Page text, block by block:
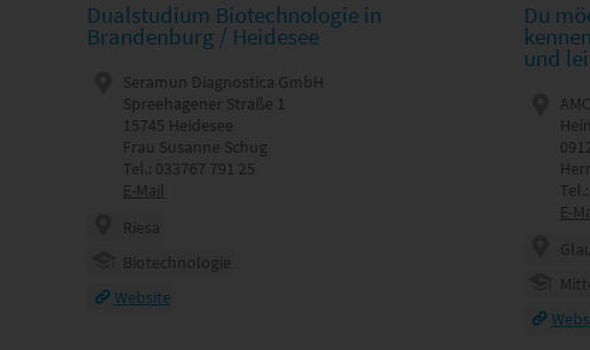
Dualstudium Biotechnologie in
Brandenburg / Heidesee
Seramun Diagnostica GmbH
Spreehagener Straße 1
15745 Heidesee
Frau Susanne Schug
Tel.: 033767 791 25
E-Mail
Riesa
Biotechnologie
Website
Du
und
E-